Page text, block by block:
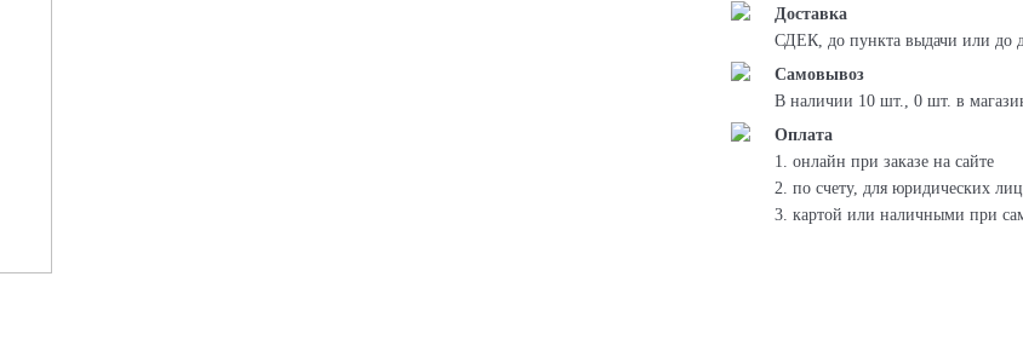
Доставка
СДЕК, до пункта выдачи или до
Самовывоз
В наличии 10 шт., 0 шт. в
Оплата
1. онлайн при заказе на сайте
2. по счету, для юридических лиц
3. картой или наличными при